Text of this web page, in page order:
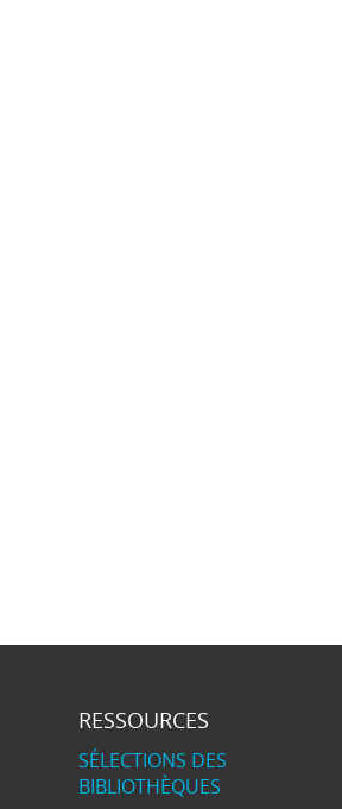
RESSOURCES
SÉLECTIONS DES
BIBLIOTHÈQUES